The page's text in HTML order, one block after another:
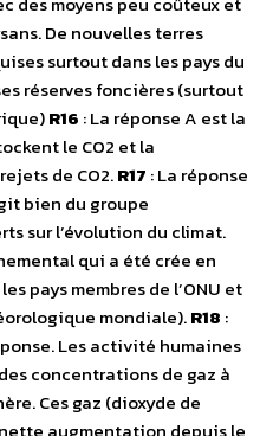
De nouvelles terres
surtout dans les pays du
réserves foncières (surtout
R16 : La réponse A est la
le CO2 et la
de CO2.R17 : La réponse
bien du groupe
sur l’évolution du climat.
qui a été crée en
pays membres de l’ONU et
mondiale).R18 :
Les activité humaines
concentrations de gaz à
Ces gaz (dioxyde de